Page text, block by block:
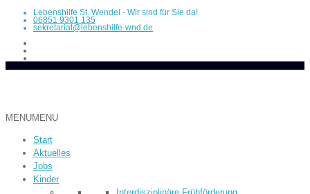
Lebenshilfe St. Wendel - Wir sind für Sie da!
06851 9301 135
sekretariat@lebenshilfe-wnd.de
MENUMENU
Start
Aktuelles
Jobs
Kinder